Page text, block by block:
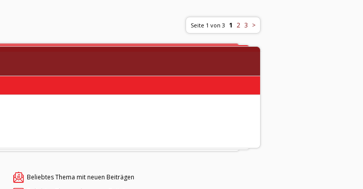
Seite 1 von 3 1 2 3 >
Beliebtes Thema mit neuen Beiträgen